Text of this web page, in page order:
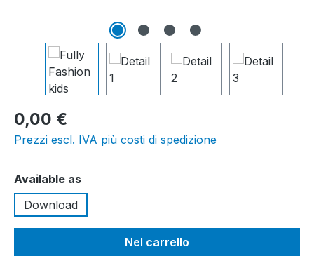
0,00 €
Prezzi escl. IVA più costi di spedizione
Seleziona
Available as
Download
Nel carrello